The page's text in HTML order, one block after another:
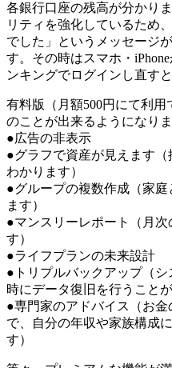
各銀行口座の残高が分かり
リティを強化しているため
でした」というメッセージ
す。その時はスマホ・
ンキングでログインし直す
有料版（月額500円にて利
のことが出来るようになりま
●広告の非表示
●グラフで資産が見えます
わかります）
●グループの複数作成（家
ます）
●マンスリーレポート（月
す）
●ライフプランの未来設計
●トリプルバックアップ（
時にデータ復旧を行うこと
●専門家のアドバイス（お
で、自分の年収や家族構成
す）